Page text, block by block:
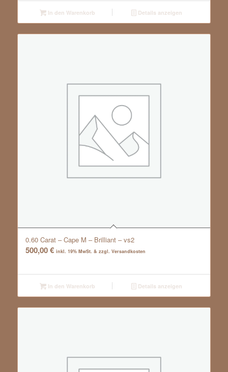
In den Warenkorb Details anzeigen
0.60 Carat – Cape M – Brilliant – vs2
500,00€ inkl. 19% MwSt. & zzgl. Versandkosten
In den Warenkorb Details anzeigen